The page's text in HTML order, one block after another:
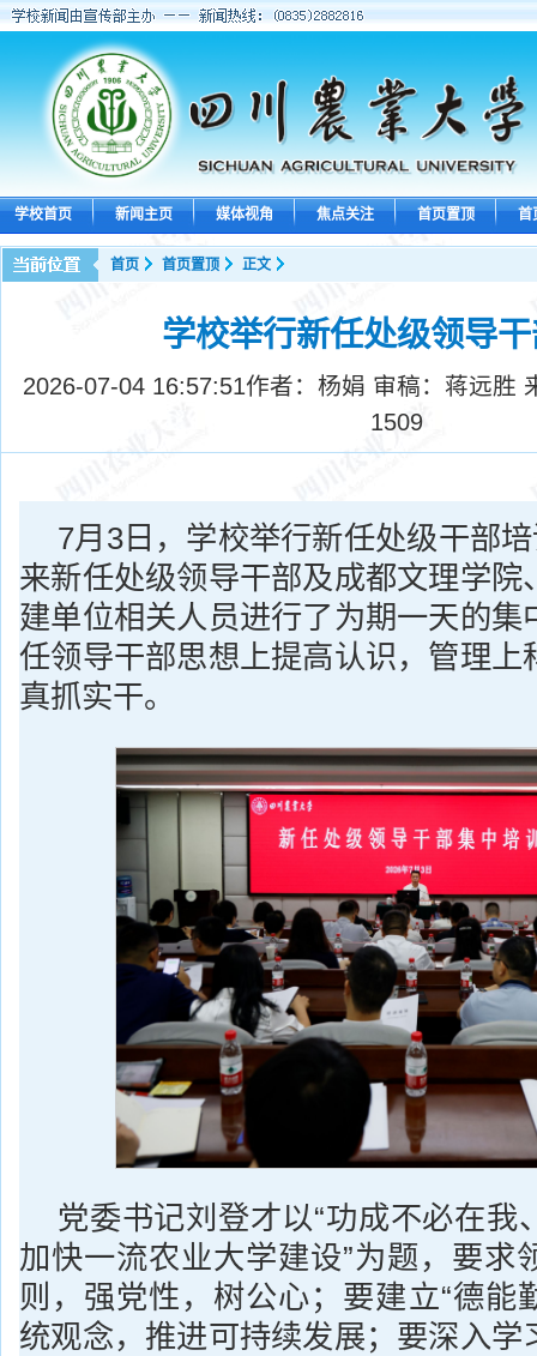
学校首页 新闻主页 媒体视角 焦点关注 首页置顶 首
首页 首页置顶 正文
学校举行新任处级领导
2026-07-04 16:57:51作者：杨娟 审稿：蒋远胜
1509
7月3日，学校举行新任处级干部
来新任处级领导干部及成都文理学院
建单位相关人员进行了为期一天的集
任领导干部思想上提高认识，管理上
真抓实干。
党委书记刘登才以“功成不必在我
加快一流农业大学建设”为题，要求
则，强党性，树公心；要建立“德能
统观念，推进可持续发展；要深入学